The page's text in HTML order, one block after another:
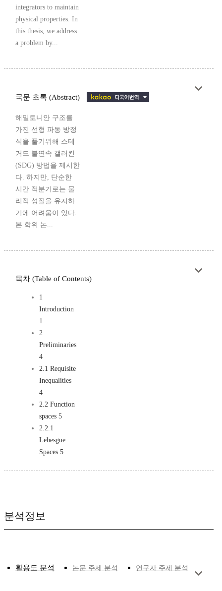
integrators to maintain
physical properties. In
this thesis, we address
a problem by...
국문 초록 (Abstract)
해밀토니안 구조를
가진 선형 파동 방정
식을 풀기위해 스테
거드 불연속 갤러킨
(SDG) 방법을 제시한
다. 하지만, 단순한
시간 적분기로는 물
리적 성질을 유지하
기에 어려움이 있다.
본 학위 논...
목차 (Table of Contents)
1
Introduction
1
2
Preliminaries
4
2.1 Requisite
Inequalities
4
2.2 Function
spaces 5
2.2.1
Lebesgue
Spaces 5
분석정보
활용도 분석 논문 주제 분석 연구자 주제 분석